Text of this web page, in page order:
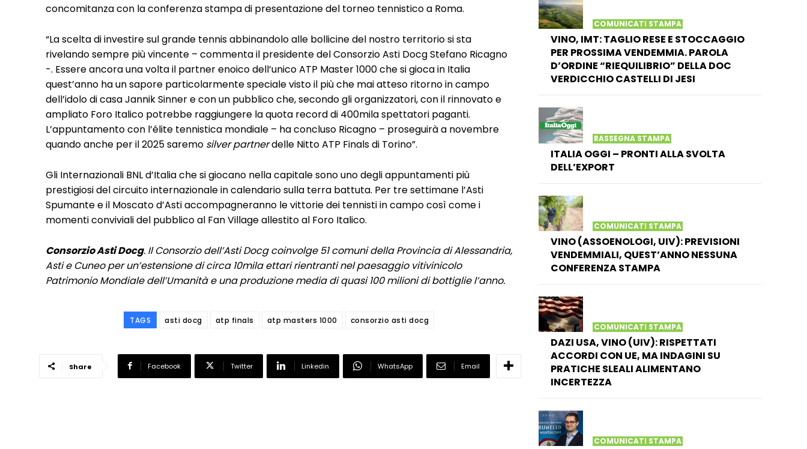
concomitanza con la conferenza stampa di presentazione del torneo tennistico a Roma.
“La scelta di investire sul grande tennis abbinandolo alle bollicine del nostro territorio si sta
rivelando sempre più vincente – commenta il presidente del Consorzio Asti Docg Stefano Ricagno
-. Essere ancora una volta il partner enoico dell’unico ATP Master 1000 che si gioca in Italia
quest’anno ha un sapore particolarmente speciale visto il più che mai atteso ritorno in campo
dell’idolo di casa Jannik Sinner e con un pubblico che, secondo gli organizzatori, con il rinnovato e
ampliato Foro Italico potrebbe raggiungere la quota record di 400mila spettatori paganti.
L’appuntamento con l’élite tennistica mondiale – ha concluso Ricagno – proseguirà a novembre
quando anche per il 2025 saremo silver partnerdelle Nitto ATP Finals di Torino”.
Gli Internazionali BNL d’Italia che si giocano nella capitale sono uno degli appuntamenti più
prestigiosi del circuito internazionale in calendario sulla terra battuta. Per tre settimane l’Asti
Spumante e il Moscato d’Asti accompagneranno le vittorie dei tennisti in campo così come i
momenti conviviali del pubblico al Fan Village allestito al Foro Italico.
Consorzio Asti Docg. Il Consorzio dell’Asti Docg coinvolge 51 comuni della Provincia di Alessandria,
Asti e Cuneo per un’estensione di circa 10mila ettari rientranti nel paesaggio vitivinicolo
Patrimonio Mondiale dell’Umanità e una produzione media di quasi 100 milioni di bottiglie l’anno.
TAGS asti docg atp finals atp masters 1000 consorzio asti docg
Share Facebook Twitter Linkedin WhatsApp Email
COMUNICATI STAMPA
VINO, IMT: TAGLIO RESE E STOCCAGGIO
PER PROSSIMA VENDEMMIA. PAROLA
D’ORDINE “RIEQUILIBRIO” DELLA DOC
VERDICCHIO CASTELLI DI JESI
RASSEGNA STAMPA
ITALIA OGGI – PRONTI ALLA SVOLTA
DELL’EXPORT
COMUNICATI STAMPA
VINO (ASSOENOLOGI, UIV): PREVISIONI
VENDEMMIALI, QUEST’ANNO NESSUNA
CONFERENZA STAMPA
COMUNICATI STAMPA
DAZI USA, VINO (UIV): RISPETTATI
ACCORDI CON UE, MA INDAGINI SU
PRATICHE SLEALI ALIMENTANO
INCERTEZZA
COMUNICATI STAMPA